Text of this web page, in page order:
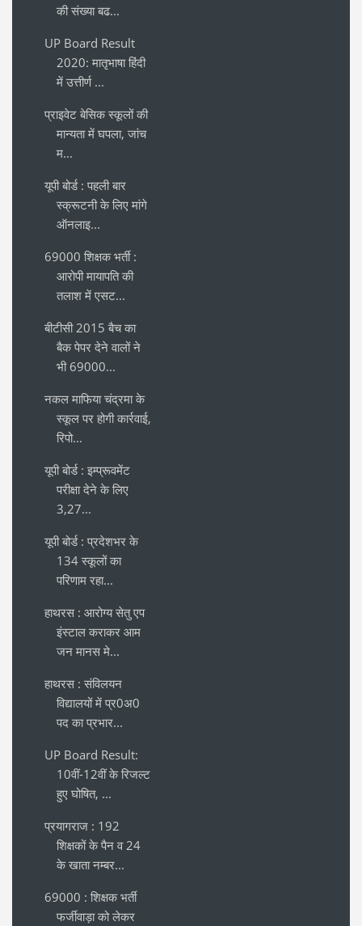
की संख्या बढ...
UP Board Result
2020: मातृभाषा हिंदी
में उत्तीर्ण ...
प्राइवेट बेसिक स्कूलों की
मान्यता में घपला, जांच
म...
यूपी बोर्ड : पहली बार
स्क्रूटनी के लिए मांगे
ऑनलाइ...
69000 शिक्षक भर्ती :
आरोपी मायापति की
तलाश में एसट...
बीटीसी 2015 बैच का
बैक पेपर देने वालों ने
भी 69000...
नकल माफिया चंद्रमा के
स्कूल पर होगी कार्रवाई,
रिपो...
यूपी बोर्ड : इम्प्रूवमेंट
परीक्षा देने के लिए
3,27...
यूपी बोर्ड : प्रदेशभर के
134 स्कूलों का
परिणाम रहा...
हाथरस : आरोग्य सेतु एप
इंस्टाल कराकर आम
जन मानस मे...
हाथरस : संविलयन
विद्यालयों में प्र0अ0
पद का प्रभार...
UP Board Result:
10वीं-12वीं के रिजल्ट
हुए घोषित, ...
प्रयागराज : 192
शिक्षकों के पैन व 24
के खाता नम्बर...
69000 : शिक्षक भर्ती
फर्जीवाड़ा को लेकर